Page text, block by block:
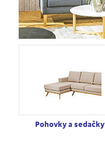
Pohovky a sedačky